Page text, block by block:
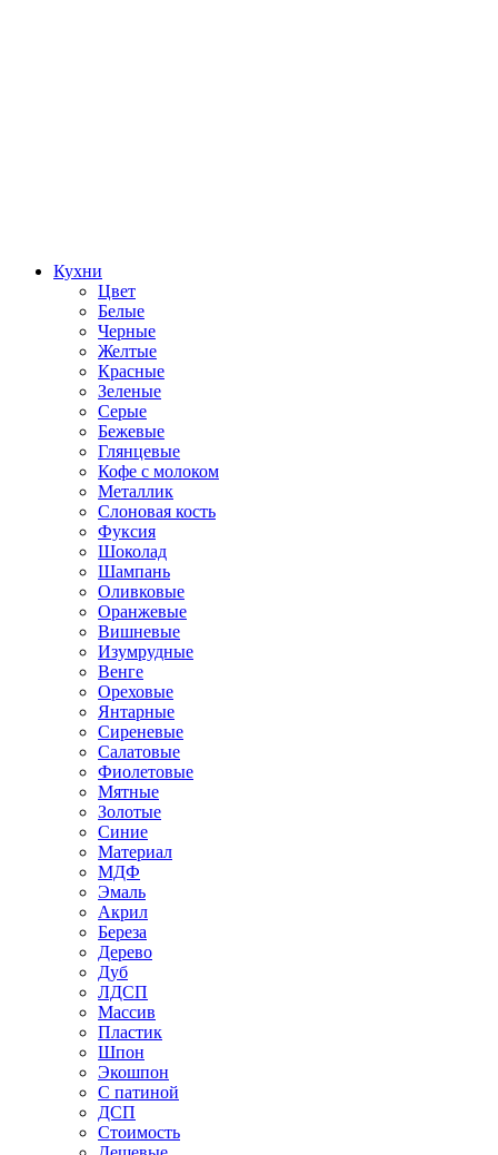
Кухни
Цвет
Белые
Черные
Желтые
Красные
Зеленые
Серые
Бежевые
Глянцевые
Кофе с молоком
Металлик
Слоновая кость
Фуксия
Шоколад
Шампань
Оливковые
Оранжевые
Вишневые
Изумрудные
Венге
Ореховые
Янтарные
Сиреневые
Салатовые
Фиолетовые
Мятные
Золотые
Синие
Материал
МДФ
Эмаль
Акрил
Береза
Дерево
Дуб
ЛДСП
Массив
Пластик
Шпон
Экошпон
С патиной
ДСП
Стоимость